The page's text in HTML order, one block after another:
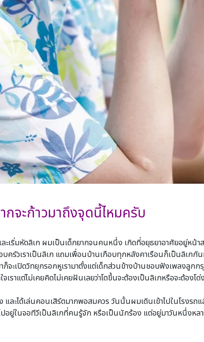
จะก้าวมาถึงจุดนี้ไหมครับ
ะเริ่มหัดลิเก ผมเป็นเด็กยากจนคนหนึ่ง เกิดที่อยุธยาอาศัยอยู่หน้า
ครัวเราเป็นลิเก แถมเพื่อนบ้านเกือบทุกหลังคาเรือนก็เป็นลิเกกั
จะเปิดวิทยุกรอกหูเรามาตั้งแต่เด็กส่วนข้างบ้านชอบฟังเพลงลูก
ราแต่ไม่เคยคิดไม่เคยฝันเลยว่าโตขึ้นจะต้องเป็นลิเกหรือจะต้องโด่
ะได้เล่นคอนเสิร์ตมากพอสมควร วันนั้นผมเดินเข้าไปในโรงรถแ
าไปอยู่ในจอทีวีเป็นลิเกที่คนรู้จัก หรือเป็นนักร้อง แต่อยู่มาวันหนึ่งห